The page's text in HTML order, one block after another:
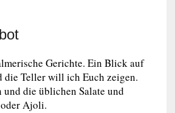
Gerichte. Ein Blick auf
die Teller will ich Euch zeigen.
und die üblichen Salate und
Ajoli.